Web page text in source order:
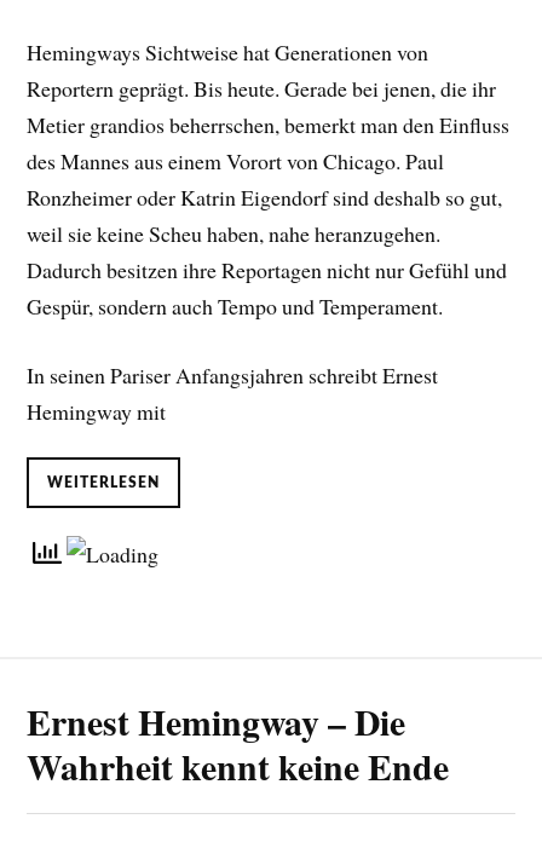
Hemingways Sichtweise hat Generationen von
Reportern geprägt. Bis heute. Gerade bei jenen, die ihr
Metier grandios beherrschen, bemerkt man den Einfluss
des Mannes aus einem Vorort von Chicago. Paul
Ronzheimer oder Katrin Eigendorf sind deshalb so gut,
weil sie keine Scheu haben, nahe heranzugehen.
Dadurch besitzen ihre Reportagen nicht nur Gefühl und
Gespür, sondern auch Tempo und Temperament.
In seinen Pariser Anfangsjahren schreibt Ernest
Hemingway mit
WEITERLESEN
Ernest Hemingway – Die
Wahrheit kennt keine Ende